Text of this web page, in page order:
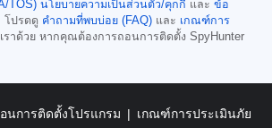
TOS) นโยบายความเป็นส่วนตัว/คุกกี้ และ ข้อ
โปรดดู คำถามที่พบบ่อย (FAQ) และ เกณฑ์การ
ราด้วย หากคุณต้องการถอนการติดตั้ง SpyHunter
นการติดตั้งโปรแกรม เกณฑ์การประเมินภัย